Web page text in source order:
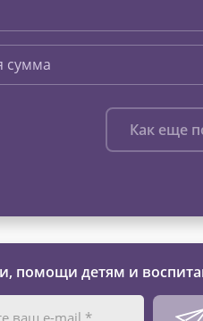
сумма
Как еще
помощи детям и